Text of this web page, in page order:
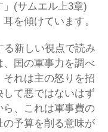
(サムエル上3章)
を傾けています。
る新しい視点で読み
、国の軍事力を調べ
れは主の怒りを招
して悪ではないはず
、これは軍事費の
予算を削る意味が